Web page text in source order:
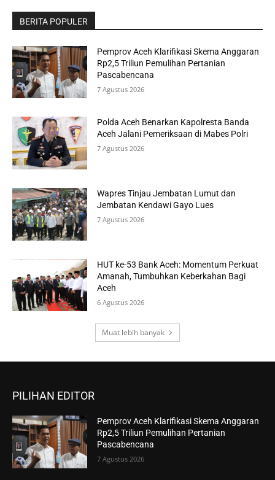
BERITA POPULER
Pemprov Aceh Klarifikasi Skema Anggaran
Rp2,5 Triliun Pemulihan Pertanian
Pascabencana
7 Agustus 2026
Polda Aceh Benarkan Kapolresta Banda
Aceh Jalani Pemeriksaan di Mabes Polri
7 Agustus 2026
Wapres Tinjau Jembatan Lumut dan
Jembatan Kendawi Gayo Lues
7 Agustus 2026
HUT ke-53 Bank Aceh: Momentum Perkuat
Amanah, Tumbuhkan Keberkahan Bagi
Aceh
6 Agustus 2026
Muat lebih banyak
PILIHAN EDITOR
Pemprov Aceh Klarifikasi Skema Anggaran
Rp2,5 Triliun Pemulihan Pertanian
Pascabencana
7 Agustus 2026